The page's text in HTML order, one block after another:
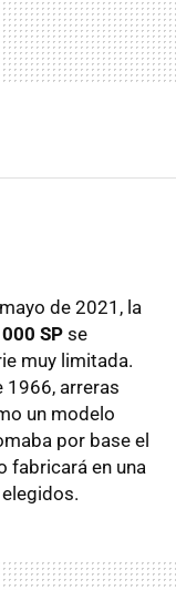
de 2021, la
SP se
muy limitada.
1966, arreras
un modelo
por base el
fabricará en una